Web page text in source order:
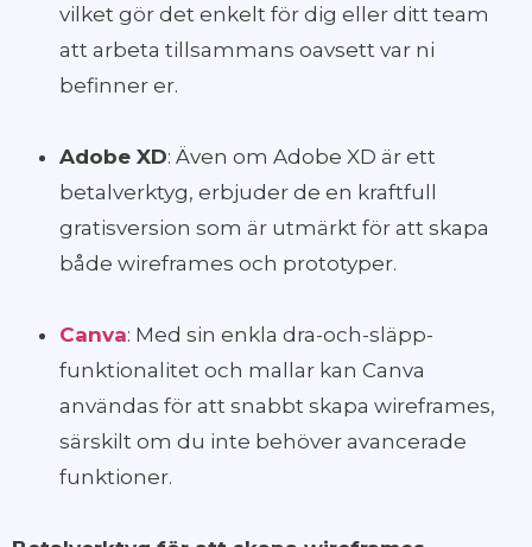
vilket gör det enkelt för dig eller ditt team
att arbeta tillsammans oavsett var ni
befinner er.
Adobe XD: Även om Adobe XD är ett
betalverktyg, erbjuder de en kraftfull
gratisversion som är utmärkt för att skapa
både wireframes och prototyper.
Canva: Med sin enkla dra-och-släpp-
funktionalitet och mallar kan Canva
användas för att snabbt skapa wireframes,
särskilt om du inte behöver avancerade
funktioner.